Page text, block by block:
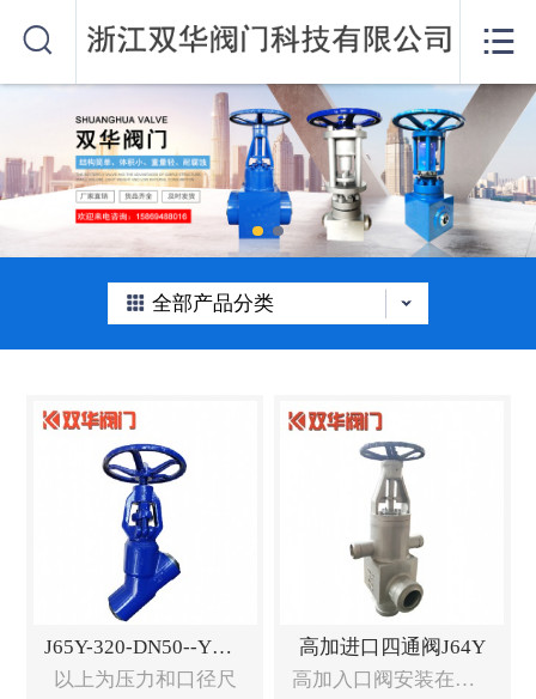
网站首页
关于我们
产品中心
公司动态


全部产品分类
J65Y-320-DN50--Y型截止阀
以上为压力和口径尺
高加进口四通阀J64Y
高加入口阀安装在高压加热器入口处，